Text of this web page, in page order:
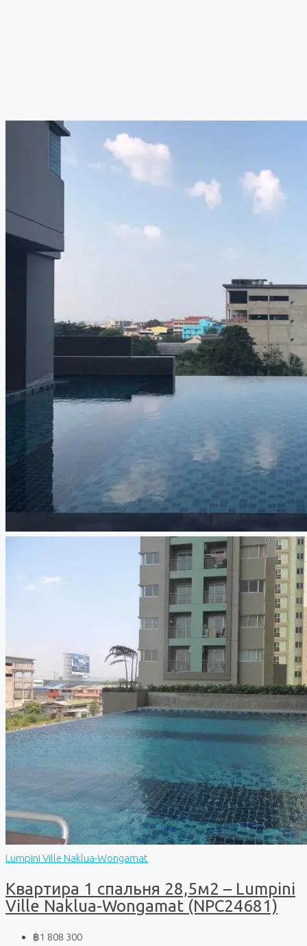
Lumpini Ville Naklua-Wongamat
Квартира 1 спальня 28,5м2 – Lumpini
Ville Naklua-Wongamat (NPC24681)
฿1 808 300